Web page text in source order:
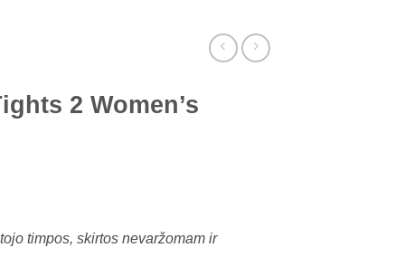
2 Women’s
timpos, skirtos nevaržomam ir